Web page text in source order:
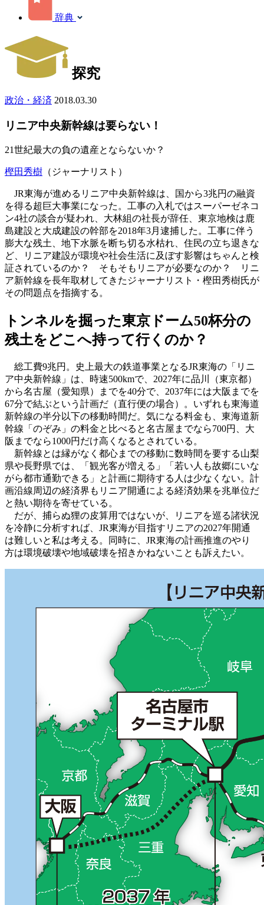
辞典
探究
政治・経済 2018.03.30
リニア中央新幹線は要らない！
21世紀最大の負の遺産とならないか？
樫田秀樹 （ジャーナリスト）
JR東海が進めるリニア中央新幹線は、国から3兆円の融資
を得る超巨大事業になった。工事の入札ではスーパーゼネコ
ン4社の談合が疑われ、大林組の社長が辞任、東京地検は鹿
島建設と大成建設の幹部を2018年3月逮捕した。工事に伴う
膨大な残土、地下水脈を断ち切る水枯れ、住民の立ち退きな
ど、リニア建設が環境や社会生活に及ぼす影響はちゃんと検
証されているのか？ そもそもリニアが必要なのか？ リニ
ア新幹線を長年取材してきたジャーナリスト・樫田秀樹氏が
その問題点を指摘する。
トンネルを掘った東京ドーム50杯分の
残土をどこへ持って行くのか？
総工費9兆円。史上最大の鉄道事業となるJR東海の「リニ
ア中央新幹線」は、時速500kmで、2027年に品川（東京都）
から名古屋（愛知県）までを40分で、2037年には大阪までを
67分で結ぶという計画だ（直行便の場合）。いずれも東海道
新幹線の半分以下の移動時間だ。気になる料金も、東海道新
幹線「のぞみ」の料金と比べると名古屋までなら700円、大
阪までなら1000円だけ高くなるとされている。
新幹線とは縁がなく都心までの移動に数時間を要する山梨
県や長野県では、「観光客が増える」「若い人も故郷にいな
がら都市通勤できる」と計画に期待する人は少なくない。計
画沿線周辺の経済界もリニア開通による経済効果を兆単位だ
と熱い期待を寄せている。
だが、捕らぬ狸の皮算用ではないが、リニアを巡る諸状況
を冷静に分析すれば、JR東海が目指すリニアの2027年開通
は難しいと私は考える。同時に、JR東海の計画推進のやり
方は環境破壊や地域破壊を招きかねないことも訴えたい。